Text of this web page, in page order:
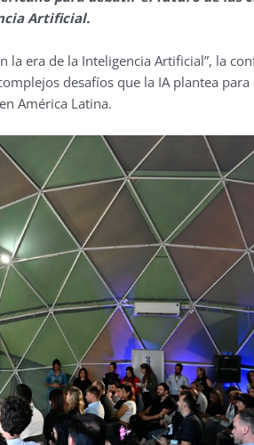
Artificial.
la era de la Inteligencia Artificial”, la
desafíos que la IA plantea para
América Latina.